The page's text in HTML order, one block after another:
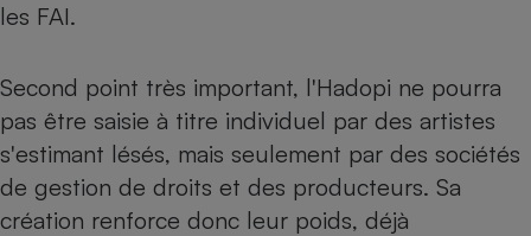
les FAI.
Second point très important, l'Hadopi ne pourra
pas être saisie à titre individuel par des artistes
s'estimant lésés, mais seulement par des sociétés
de gestion de droits et des producteurs. Sa
création renforce donc leur poids, déjà